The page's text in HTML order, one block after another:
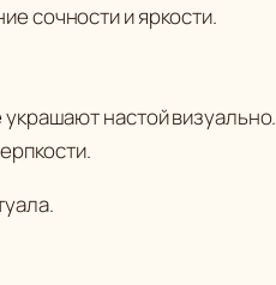
сочности и яркости.
настой визуально.